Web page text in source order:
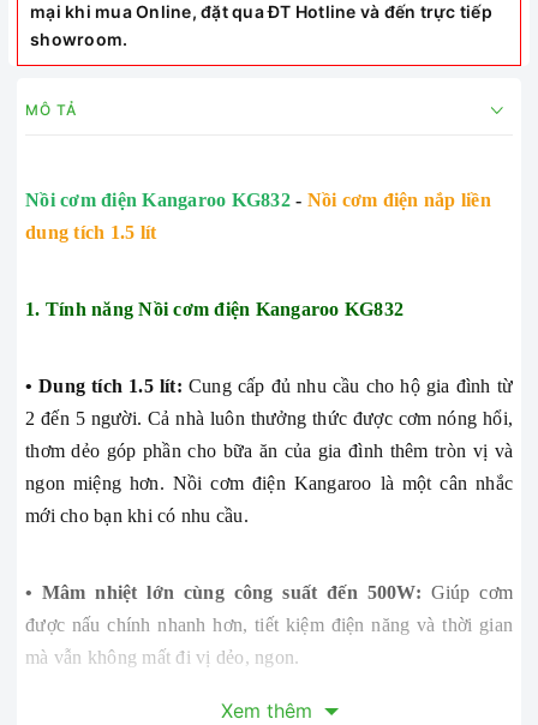
mại khi mua Online, đặt qua ĐT Hotline và đến trực tiếp
showroom.
MÔ TẢ
Nồi cơm điện Kangaroo KG832 - Nồi cơm điện nắp liền
dung tích 1.5 lít
1. Tính năng Nồi cơm điện Kangaroo KG832
• Dung tích 1.5 lít: Cung cấp đủ nhu cầu cho hộ gia đình từ
2 đến 5 người. Cả nhà luôn thưởng thức được cơm nóng hổi,
thơm dẻo góp phần cho bữa ăn của gia đình thêm tròn vị và
ngon miệng hơn. Nồi cơm điện Kangaroo là một cân nhắc
mới cho bạn khi có nhu cầu.
• Mâm nhiệt lớn cùng công suất đến 500W: Giúp cơm
được nấu chính nhanh hơn, tiết kiệm điện năng và thời gian
mà vẫn không mất đi vị dẻo, ngon.
Xem thêm